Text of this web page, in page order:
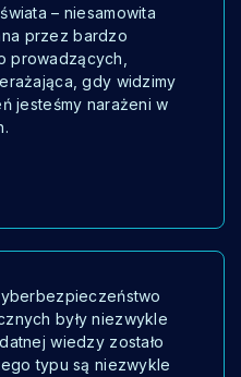
– niesamowita
przez bardzo
prowadzących,
gdy widzimy
jesteśmy narażeni w
były niezwykle
wiedzy zostało
typu są niezwykle